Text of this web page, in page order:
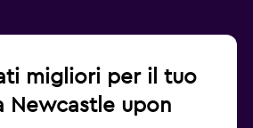
migliori per il tuo
Newcastle upon